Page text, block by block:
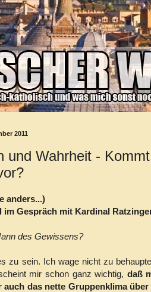
2011
und Wahrheit -
anders...)
im Gespräch mit Kardinal
des Gewissens?
zu sein. Ich wage nicht zu
mir schon ganz wichtig, daß
das nette Gruppenklima über